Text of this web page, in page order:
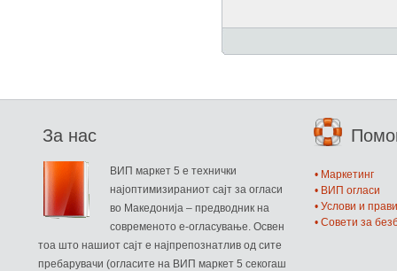
За нас
ВИП маркет 5 е технички
најоптимизираниот сајт за огласи
во Македонија – предводник на
современото е-огласување. Освен
тоа што нашиот сајт е најпрепознатлив од сите
пребарувачи (огласите на ВИП маркет 5 секогаш
• Маркетинг
• ВИП огласи
• Услови и
• Совети за